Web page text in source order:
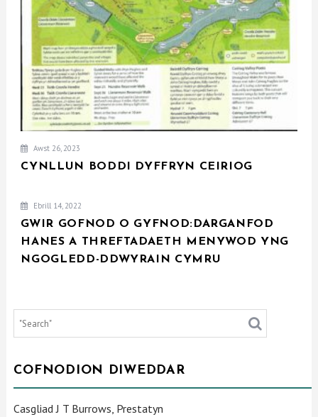
Awst 26, 2023
CYNLLUN BODDI DYFFRYN CEIRIOG
Ebrill 14, 2022
GWIR GOFNOD O GYFNOD:DARGANFOD
HANES A THREFTADAETH MENYWOD YNG
NGOGLEDD-DDWYRAIN CYMRU
COFNODION DIWEDDAR
Casgliad J T Burrows, Prestatyn